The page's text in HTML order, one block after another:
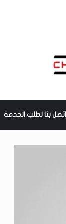
اتصل بنا لطلب الخدمة